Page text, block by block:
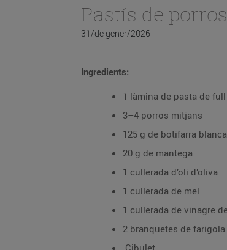
Pastís de
31/de gener/2026
Ingredients:
1 làmina de pasta de full
3–4 porros mitjans
125 g de botifarra blanca
20 g de mantega
1 cullerada d’oli d’oliva
1 cullerada de mel
1 cullerada de vinagre
2 branquetes de
Cibulet